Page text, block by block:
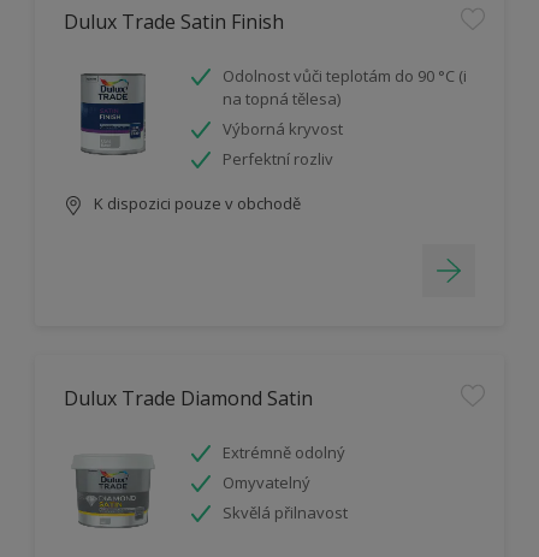
Dulux Trade Satin Finish
Odolnost vůči teplotám do 90 °C (i
na topná tělesa)
Výborná kryvost
Perfektní rozliv
K dispozici pouze v obchodě
Dulux Trade Diamond Satin
Extrémně odolný
Omyvatelný
Skvělá přilnavost